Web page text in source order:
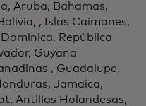
Aruba, Bahamas,
, Islas Caimanes,
República
Guyana
, Guadalupe,
Jamaica,
Antillas Holandesas,